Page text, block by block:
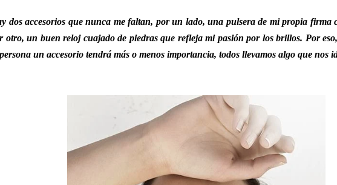
dos accesorios que nunca me faltan, por un lado, una pulsera de mi propia firma
otro, un buen reloj cuajado de piedras que refleja mi pasión por los brillos. Por
un accesorio tendrá más o menos importancia, todos llevamos algo que nos